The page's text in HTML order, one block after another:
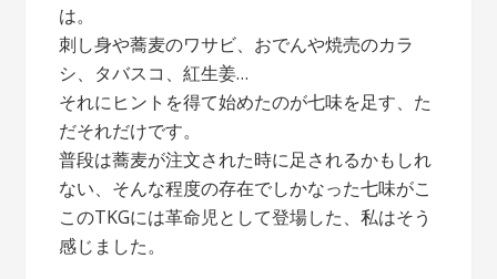
は。
刺し身や蕎麦のワサビ、おでんや焼売のカラ
シ、タバスコ、紅生姜…
それにヒントを得て始めたのが七味を足す、た
だそれだけです。
普段は蕎麦が注文された時に足されるかもしれ
ない、そんな程度の存在でしかなった七味がこ
このTKGには革命児として登場した、私はそう
感じました。